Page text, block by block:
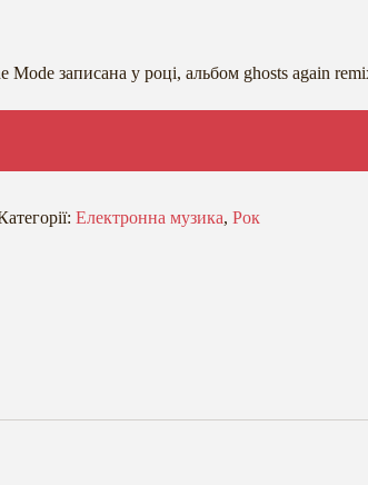
Mode записана у році, альбом ghosts again
Електронна музика, Рок